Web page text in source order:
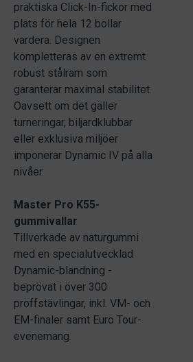
praktiska Click-In-fickor med
plats för hela 12 bollar
vardera. Designen
kompletteras av en extremt
robust stålram som
garanterar maximal stabilitet.
Oavsett om det gäller
turneringar, biljardklubbar
eller exklusiva miljöer
imponerar Dynamic IV på alla
nivåer.
Master Pro K55-
gummivallar
Tillverkade av naturgummi
med en specialutvecklad
Dynamic-blandning -
beprövat i över 300
proffstävlingar, inkl. VM- och
EM-finaler samt Euro Tour-
evenemang.